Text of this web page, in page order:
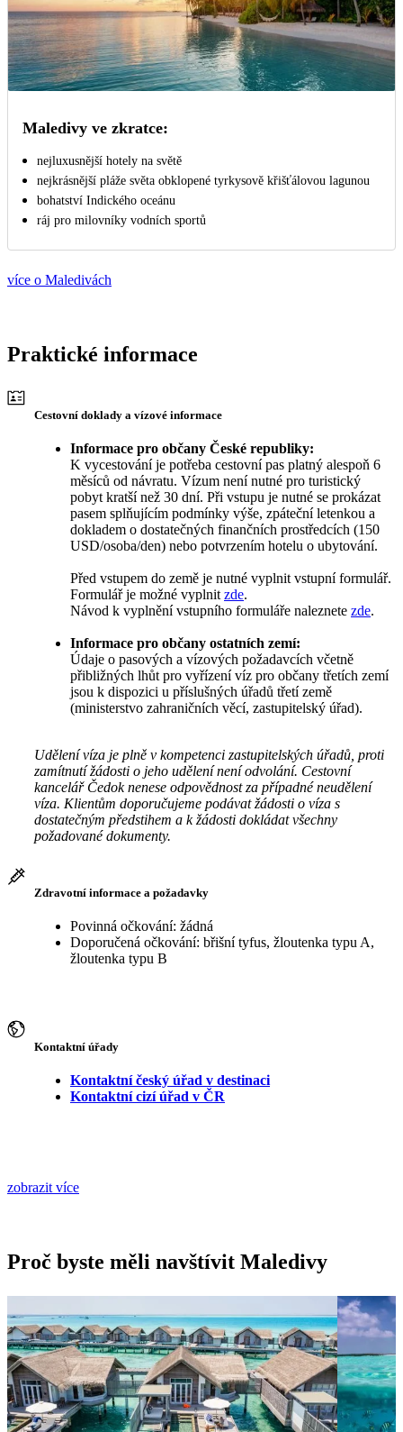
Maledivy ve zkratce:
nejluxusnější hotely na světě
nejkrásnější pláže světa obklopené tyrkysově křišťálovou lagunou
bohatství Indického oceánu
ráj pro milovníky vodních sportů
více o Maledivách
Praktické informace
Cestovní doklady a vízové informace
Informace pro občany České republiky:
K vycestování je potřeba cestovní pas platný alespoň 6
měsíců od návratu. Vízum není nutné pro turistický
pobyt kratší než 30 dní. Při vstupu je nutné se prokázat
pasem splňujícím podmínky výše, zpáteční letenkou a
dokladem o dostatečných finančních prostředcích (150
USD/osoba/den) nebo potvrzením hotelu o ubytování.
Před vstupem do země je nutné vyplnit vstupní formulář.
Formulář je možné vyplnit zde.
Návod k vyplnění vstupního formuláře naleznete zde.
Informace pro občany ostatních zemí:
Údaje o pasových a vízových požadavcích včetně
přibližných lhůt pro vyřízení víz pro občany třetích zemí
jsou k dispozici u příslušných úřadů třetí země
(ministerstvo zahraničních věcí, zastupitelský úřad).
Udělení víza je plně v kompetenci zastupitelských úřadů, proti
zamítnutí žádosti o jeho udělení není odvolání. Cestovní
kancelář Čedok nenese odpovědnost za případné neudělení
víza. Klientům doporučujeme podávat žádosti o víza s
dostatečným předstihem a k žádosti dokládat všechny
požadované dokumenty.
Zdravotní informace a požadavky
Povinná očkování: žádná
Doporučená očkování: břišní tyfus, žloutenka typu A,
žloutenka typu B
Kontaktní úřady
Kontaktní český úřad v destinaci
Kontaktní cizí úřad v ČR
zobrazit více
Proč byste měli navštívit Maledivy